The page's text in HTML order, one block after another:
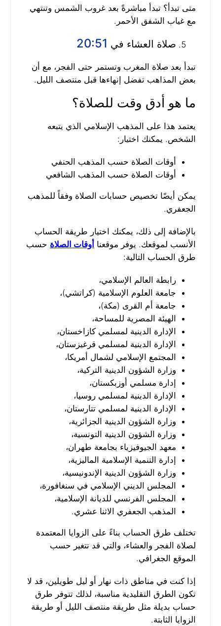
متى تبدأ؟ تبدأ مباشرةً بعد غروب الشمس وتنتهي
مع غياب الشفق الأحمر.
صلاة العشاء في 20:51
تبدأ بعد صلاة المغرب وتستمر حتى الفجر، مع أن
بعض المذاهب تفضل إنهاءها قبل منتصف الليل.
ما هو أدق وقت للصلاة؟
يعتمد هذا على المذهب الإسلامي الذي يتبعه
الشخص. يمكنك اختيار:
أوقات الصلاة حسب المذهب الحنفي
أوقات الصلاة حسب المذهب الشافعي
يمكن أيضًا تخصيص حسابات الصلاة وفقاً للمذهب
الجعفري.
بالإضافة إلى ذلك، يمكنك اختيار طريقة الحساب
الأنسب لموقعك. يوفر موقعنا أوقات الصلاة حسب
طرق الحساب التالية:
رابطة العالم الإسلامي،
جامعة العلوم الإسلامية (كراتشي)،
جامعة أم القرى (مكة)،
الهيئة المصرية للمساحة،
الإدارة الدينية لمسلمي كازاخستان،
الإدارة الدينية لمسلمي قرغيزستان،
المجتمع الإسلامي لشمال أمريكا،
وزارة الشؤون الدينية التركية،
إدارة مسلمي أوزبكستان،
الإدارة الدينية لمسلمي روسيا،
الإدارة الدينية لمسلمي تتارستان،
وزارة الشؤون الدينية الجزائرية،
وزارة الشؤون الدينية التونسية،
معهد الجيوفيزياء بجامعة طهران،
إدارة التنمية الإسلامية الماليزية،
وزارة الشؤون الدينية الإندونيسية،
المجلس الديني الإسلامي في سنغافورة،
المجلس الفرنسي للديانة الإسلامية،
المذهب الجعفري الاثنا عشري.
تختلف طرق الحساب بناءً على الزوايا المعتمدة
لصلاة الفجر والعشاء، والتي قد تتغير حسب
الموقع الجغرافي.
إذا كنت في مناطق ذات نهار أو ليل طويلين، قد لا
تكون الطرق التقليدية مناسبة، لذلك تتوفر طرق
حساب بديلة مثل طريقة منتصف الليل أو طريقة
الزوايا الثابتة.